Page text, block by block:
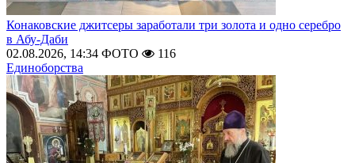
Конаковские джитсеры заработали три золота и одно серебро
в Абу-Даби
02.08.2026, 14:34 ФОТО
116
Единоборства